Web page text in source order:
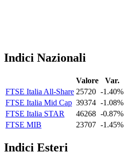
Indici Nazionali
Valore
Var.
FTSE Italia All-Share 25720 -1.40%
FTSE Italia Mid Cap 39374 -1.08%
FTSE Italia STAR
46268 -0.87%
FTSE MIB
23707 -1.45%
Indici Esteri